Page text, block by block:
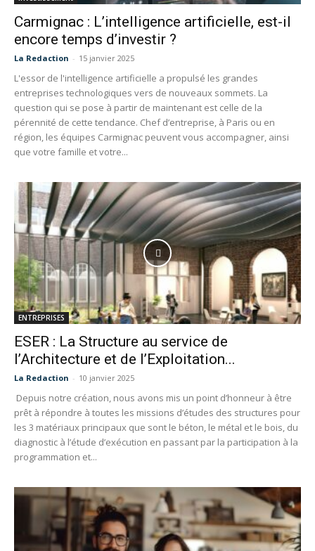
Carmignac : L’intelligence artificielle, est-il
encore temps d’investir ?
La Redaction - 15 janvier 2025
L'essor de l'intelligence artificielle a propulsé les grandes
entreprises technologiques vers de nouveaux sommets. La
question qui se pose à partir de maintenant est celle de la
pérennité de cette tendance. Chef d’entreprise, à Paris ou en
région, les équipes Carmignac peuvent vous accompagner, ainsi
que votre famille et votre...
ENTREPRISES
ESER : La Structure au service de
l’Architecture et de l’Exploitation...
La Redaction - 10 janvier 2025
Depuis notre création, nous avons mis un point d’honneur à être
prêt à répondre à toutes les missions d’études des structures pour
les 3 matériaux principaux que sont le béton, le métal et le bois, du
diagnostic à l’étude d’exécution en passant par la participation à la
programmation et...